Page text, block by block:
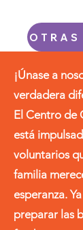
¡Únase a
verdadera
El Centro de
está
voluntarios
familia
esperanza.
preparar las